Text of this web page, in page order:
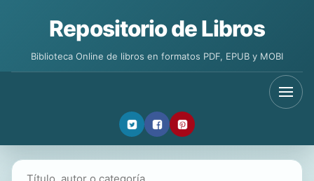
Repositorio de Libros
Biblioteca Online de libros en formatos PDF, EPUB y MOBI